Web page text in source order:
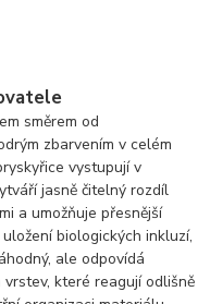
směrem od
zbarvením v celém
vystupují v
jasně čitelný rozdíl
a umožňuje přesnější
biologických inkluzí,
ale odpovídá
které reagují odlišně